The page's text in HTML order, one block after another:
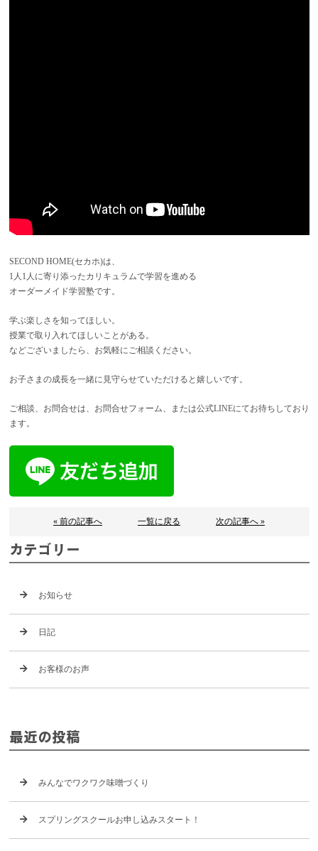
SECOND HOME(セカホ)は、
1人1人に寄り添ったカリキュラムで学習を進める
オーダーメイド学習塾です。
学ぶ楽しさを知ってほしい。
授業で取り入れてほしいことがある。
などございましたら、お気軽にご相談ください。
お子さまの成長を一緒に見守らせていただけると嬉しいです。
ご相談、お問合せは、お問合せフォーム、または公式LINEにてお待ちしており
ます。
« 前の記事へ 一覧に戻る 次の記事へ »
カテゴリー
お知らせ
日記
お客様のお声
最近の投稿
みんなでワクワク味噌づくり
スプリングスクールお申し込みスタート！